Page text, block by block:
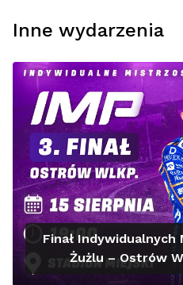
Inne wydarzenia
Finał
Żużlu – Ostrów